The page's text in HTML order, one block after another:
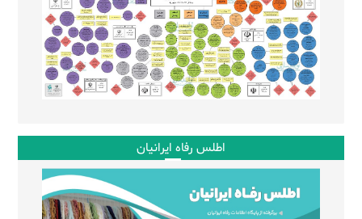
اطلس رفاه ایرانیان